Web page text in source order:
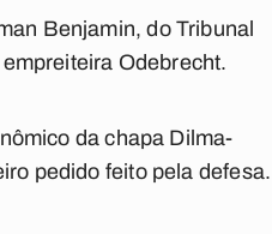
Benjamin, do Tribunal
Odebrecht.
da chapa Dilma-
pedido feito pela defesa.